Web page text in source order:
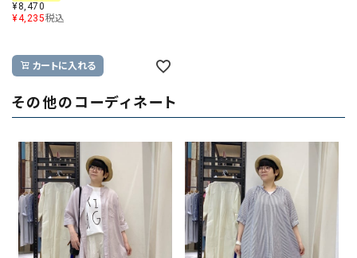
¥8,470
¥4,235税込
カートに入れる
その他のコーディネート